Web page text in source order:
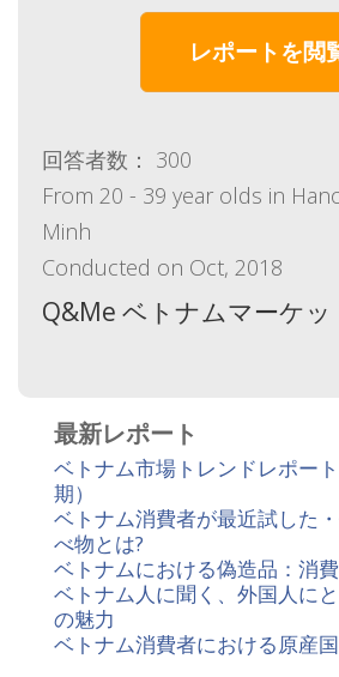
レポートを閲
回答者数： 300
From 20 - 39 year olds in
Minh
Conducted on Oct, 2018
Q&Me ベトナムマーケ
最新レポート
ベトナム市場トレンドレポー
期）
ベトナム消費者が最近試した
べ物とは?
ベトナムにおける偽造品：消
ベトナム人に聞く、外国人に
の魅力
ベトナム消費者における原産